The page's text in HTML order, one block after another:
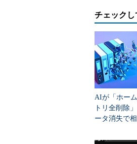
「 source
ます。こ
シェルの
ます。例え
画面1 で
で変更内
source ~/
チェック
AIが「ホー
トリ全削除
ータ消失で